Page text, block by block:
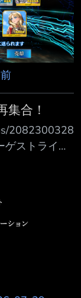
つかだれか
watch?
集合！
2082300328
ストライブ